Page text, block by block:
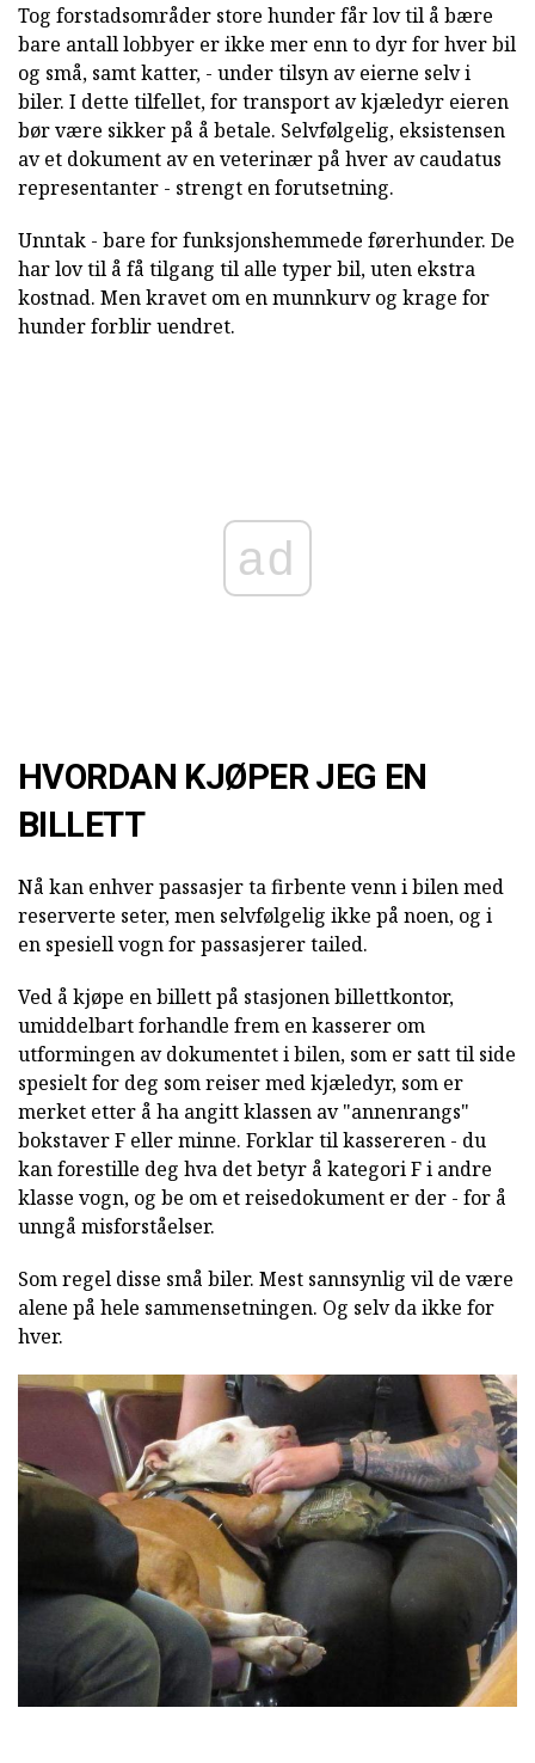
Tog forstadsområder store hunder får lov til å bære
bare antall lobbyer er ikke mer enn to dyr for hver bil
og små, samt katter, - under tilsyn av eierne selv i
biler. I dette tilfellet, for transport av kjæledyr eieren
bør være sikker på å betale. Selvfølgelig, eksistensen
av et dokument av en veterinær på hver av caudatus
representanter - strengt en forutsetning.
Unntak - bare for funksjonshemmede førerhunder. De
har lov til å få tilgang til alle typer bil, uten ekstra
kostnad. Men kravet om en munnkurv og krage for
hunder forblir uendret.
ad
HVORDAN KJØPER JEG EN
BILLETT
Nå kan enhver passasjer ta firbente venn i bilen med
reserverte seter, men selvfølgelig ikke på noen, og i
en spesiell vogn for passasjerer tailed.
Ved å kjøpe en billett på stasjonen billettkontor,
umiddelbart forhandle frem en kasserer om
utformingen av dokumentet i bilen, som er satt til side
spesielt for deg som reiser med kjæledyr, som er
merket etter å ha angitt klassen av "annenrangs"
bokstaver F eller minne. Forklar til kassereren - du
kan forestille deg hva det betyr å kategori F i andre
klasse vogn, og be om et reisedokument er der - for å
unngå misforståelser.
Som regel disse små biler. Mest sannsynlig vil de være
alene på hele sammensetningen. Og selv da ikke for
hver.